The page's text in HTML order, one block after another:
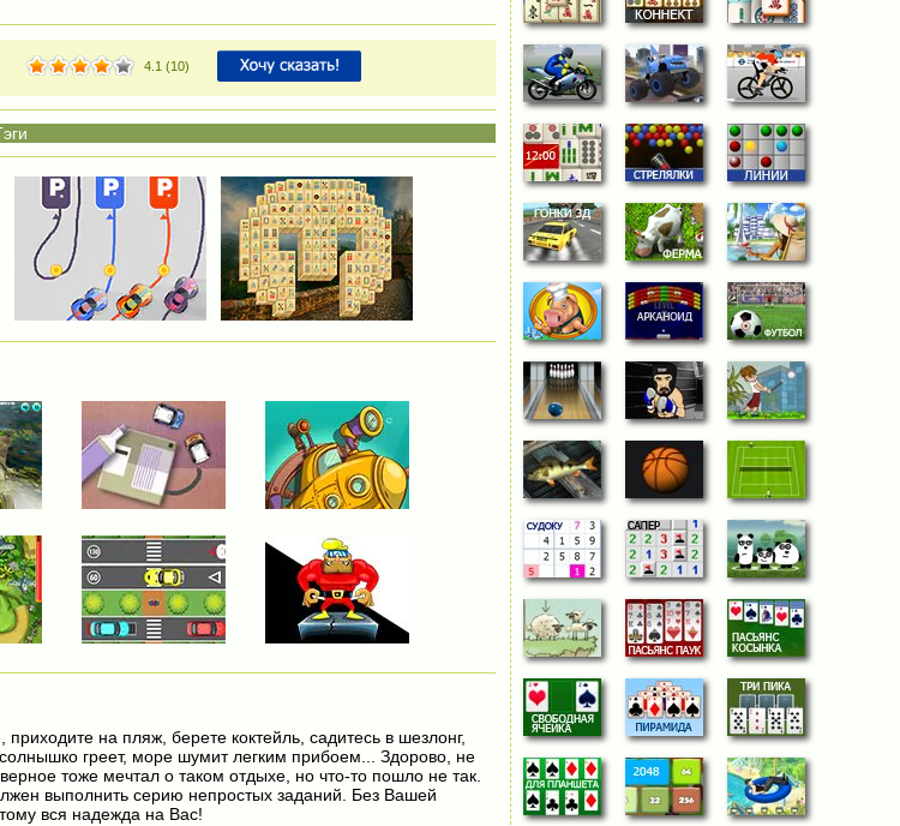
4.1 (10)
на пляж, берете коктейль, садитесь в шезлонг,
греет, море шумит легким прибоем... Здорово, не
тоже мечтал о таком отдыхе, но что-то пошло не так.
выполнить серию непростых заданий. Без Вашей
вся надежда на Вас!